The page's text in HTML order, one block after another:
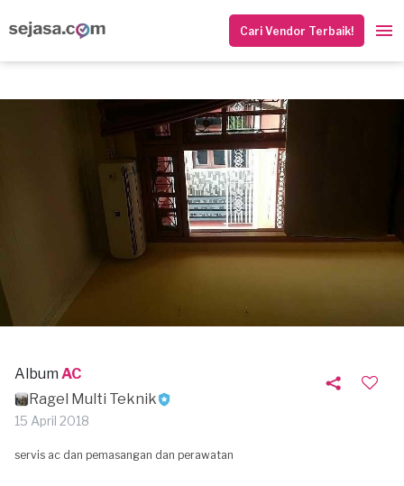
Cari Vendor Terbaik!
Album AC
Ragel Multi Teknik
15 April 2018
servis ac dan pemasangan dan perawatan